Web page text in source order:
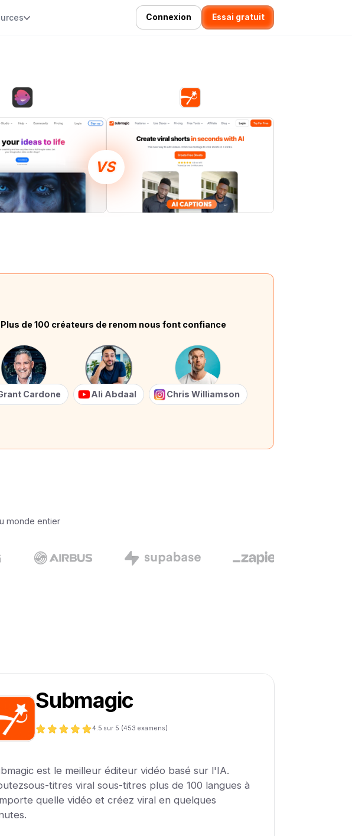
Connexion Essai gratuit
VS
Plus de 100 créateurs de renom nous font confiance
Cardone Ali Abdaal Chris Williamson
monde entier
Submagic
4.5 sur 5 (453 examens)
est le meilleur éditeur vidéo basé sur l'IA.
titres viral sous-titres plus de 100 langues à
quelle vidéo et créez viral en quelques